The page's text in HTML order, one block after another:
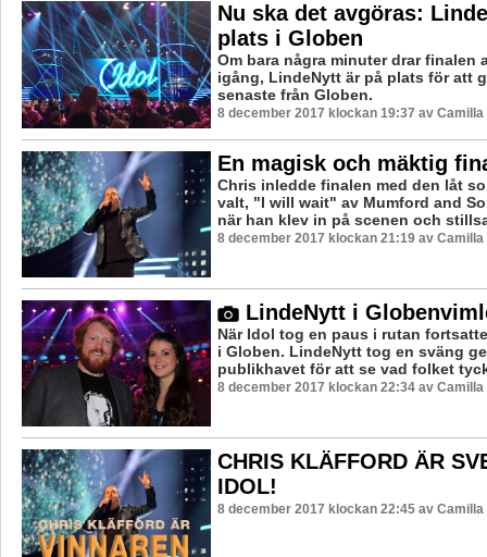
Nu ska det avgöras:
plats i Globen
Om bara några minuter drar finalen
igång, LindeNytt är på plats för att
senaste från Globen.
8 december 2017 klockan 19:37 av Camilla
En magisk och mäktig
Chris inledde finalen med den låt
valt, "I will wait" av Mumford and
när han klev in på scenen och
8 december 2017 klockan 21:19 av Camilla
LindeNytt i
När Idol tog en paus i rutan
i Globen. LindeNytt tog en sväng
publikhavet för att se vad folket
8 december 2017 klockan 22:34 av Camilla
CHRIS KLÄFFORD ÄR
IDOL!
8 december 2017 klockan 22:45 av Camilla